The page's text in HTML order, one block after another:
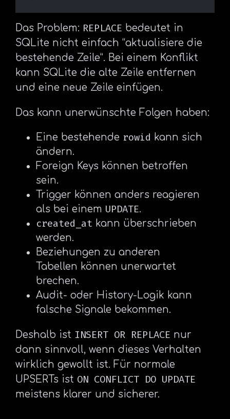
Das Problem: REPLACE bedeutet in
SQLite nicht einfach “aktualisiere die
bestehende Zeile”. Bei einem Konflikt
kann SQLite die alte Zeile entfernen
und eine neue Zeile einfügen.
Das kann unerwünschte Folgen haben:
Eine bestehende rowid kann sich
ändern.
Foreign Keys können betroffen
sein.
Trigger können anders reagieren
als bei einem UPDATE.
created_at kann überschrieben
werden.
Beziehungen zu anderen
Tabellen können unerwartet
brechen.
Audit- oder History-Logik kann
falsche Signale bekommen.
Deshalb ist INSERT OR REPLACE nur
dann sinnvoll, wenn dieses Verhalten
wirklich gewollt ist. Für normale
UPSERTs ist ON CONFLICT DO UPDATE
meistens klarer und sicherer.